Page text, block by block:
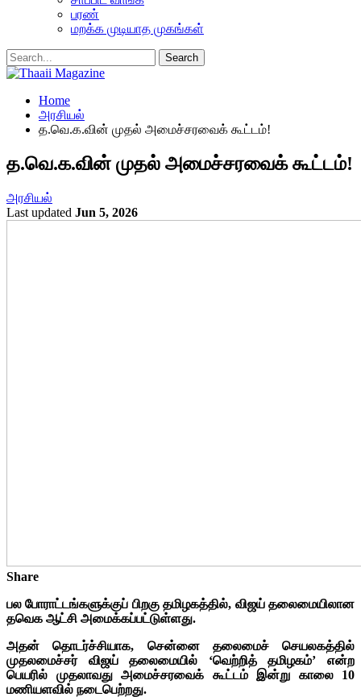
பரண்
மறக்க முடியாத முகங்கள்
Home
அரசியல்
த.வெ.க.வின் முதல் அமைச்சரவைக் கூட்டம்!
த.வெ.க.வின் முதல் அமைச்சரவைக் கூட்டம்!
அரசியல்
Last updated Jun 5, 2026
Share
பல போராட்டங்களுக்குப் பிறகு தமிழகத்தில், விஜய் தலைமையிலான
தவெக ஆட்சி அமைக்கப்பட்டுள்ளது.
அதன் தொடர்ச்சியாக, சென்னை தலைமைச் செயலகத்தில்
முதலமைச்சர் விஜய் தலைமையில் ‘வெற்றித் தமிழகம்’ என்ற
பெயரில் முதலாவது அமைச்சரவைக் கூட்டம் இன்று காலை 10
மணியளவில் நடைபெற்றது.